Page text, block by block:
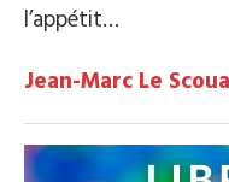
l’appétit…
Jean-Marc Le